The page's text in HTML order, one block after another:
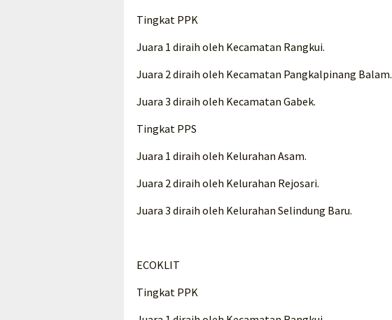
Tingkat PPK
Juara 1 diraih oleh Kecamatan Rangkui.
Juara 2 diraih oleh Kecamatan Pangkalpinang Balam.
Juara 3 diraih oleh Kecamatan Gabek.
Tingkat PPS
Juara 1 diraih oleh Kelurahan Asam.
Juara 2 diraih oleh Kelurahan Rejosari.
Juara 3 diraih oleh Kelurahan Selindung Baru.
ECOKLIT
Tingkat PPK